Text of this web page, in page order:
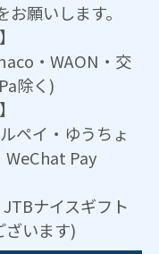
願いします。
・WAON・交
除く)
ペイ・ゆうちょ
WeChat Pay
ナイスギフト
ざいます)